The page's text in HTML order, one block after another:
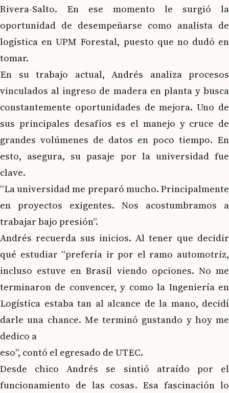
Rivera-Salto. En ese momento le surgió la
oportunidad de desempeñarse como analista de
logística en UPM Forestal, puesto que no dudó en
tomar.
En su trabajo actual, Andrés analiza procesos
vinculados al ingreso de madera en planta y busca
constantemente oportunidades de mejora. Uno de
sus principales desafíos es el manejo y cruce de
grandes volúmenes de datos en poco tiempo. En
esto, asegura, su pasaje por la universidad fue
clave.
“La universidad me preparó mucho. Principalmente
en proyectos exigentes. Nos acostumbramos a
trabajar bajo presión”.
Andrés recuerda sus inicios. Al tener que decidir
qué estudiar “prefería ir por el ramo automotriz,
incluso estuve en Brasil viendo opciones. No me
terminaron de convencer, y como la Ingeniería en
Logística estaba tan al alcance de la mano, decidí
darle una chance. Me terminó gustando y hoy me
dedico a
eso”, contó el egresado de UTEC.
Desde chico Andrés se sintió atraído por el
funcionamiento de las cosas. Esa fascinación lo